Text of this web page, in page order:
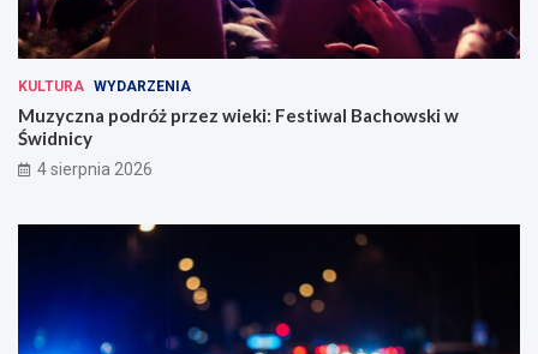
KULTURA WYDARZENIA
Muzyczna podróż przez wieki: Festiwal Bachowski w
Świdnicy
4 sierpnia 2026